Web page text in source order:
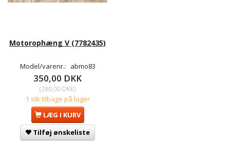
Motorophæng V (7782435)
Model/varenr.: abmo83
350,00 DKK
(280,00 DKK)
1 stk tilbage på lager
LÆG I KURV
Tilføj ønskeliste